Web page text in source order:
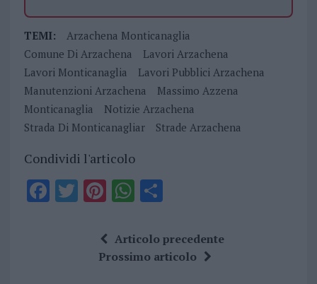
TEMI:
Arzachena Monticanaglia
Comune Di Arzachena
Lavori Arzachena
Lavori Monticanaglia
Lavori Pubblici Arzachena
Manutenzioni Arzachena
Massimo Azzena
Monticanaglia
Notizie Arzachena
Strada Di Monticanagliar
Strade Arzachena
Condividi l'articolo
F T Pi
te
re
W
at
s
S
a
re
Articolo precedente
Prossimo articolo